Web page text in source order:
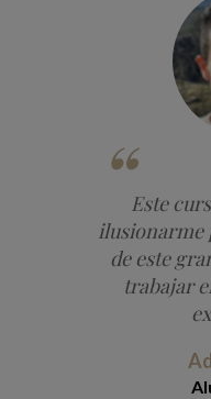
Este
ilusionarme
de este
trabajar